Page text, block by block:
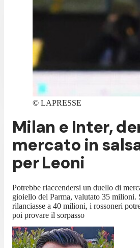
© LAPRESSE
Milan e Inter,
mercato in
per Leoni
Potrebbe riaccendersi un duello di
gioiello del Parma, valutato 35 milioni.
rilanciasse a 40 milioni, i rossoneri
poi provare il sorpasso